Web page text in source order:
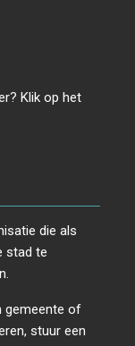
Klik op het
die als
stad te
gemeente of
stuur een